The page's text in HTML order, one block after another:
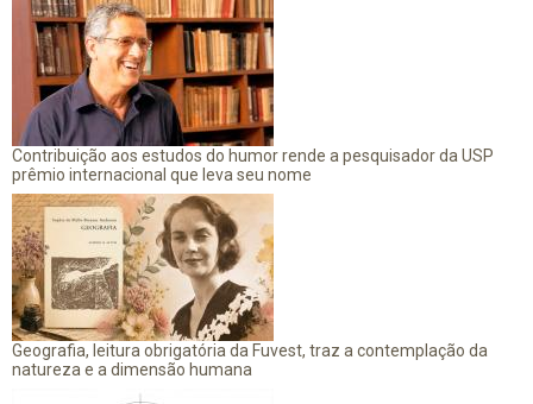
Contribuição aos estudos do humor rende a pesquisador da USP
prêmio internacional que leva seu nome
Geografia, leitura obrigatória da Fuvest, traz a contemplação da
natureza e a dimensão humana